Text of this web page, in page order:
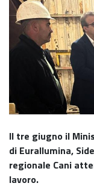
Il tre giugno il
di Eurallumina,
regionale Cani
lavoro.